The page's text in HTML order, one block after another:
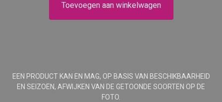
Toevoegen aan winkelwagen
EEN PRODUCT KAN EN MAG, OP BASIS VAN BESCHIKBAARHEID
EN SEIZOEN, AFWIJKEN VAN DE GETOONDE SOORTEN OP DE
FOTO.